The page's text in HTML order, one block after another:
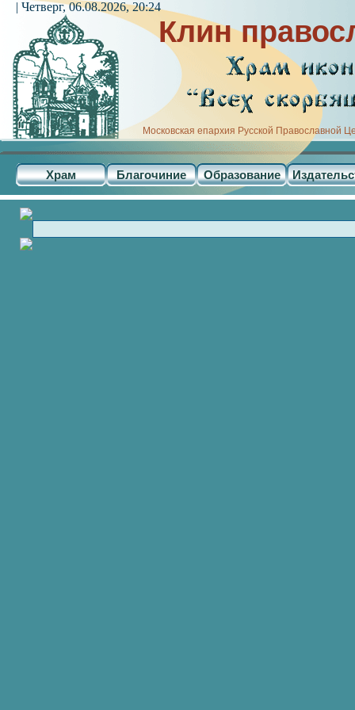
Клин
Московская епархия Русской Православной
Храм Благочиние Образование
| Четверг, 06.08.2026, 20:24